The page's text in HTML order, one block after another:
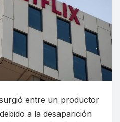
entre un productor
a la desaparición